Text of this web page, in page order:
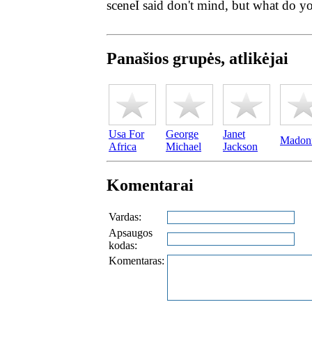
sceneI said don't mind, but what do
Panašios grupės, atlikėjai
Usa For
Africa
George
Michael
Janet
Jackson
Komentarai
Vardas:
Apsaugos
kodas:
Komentaras: